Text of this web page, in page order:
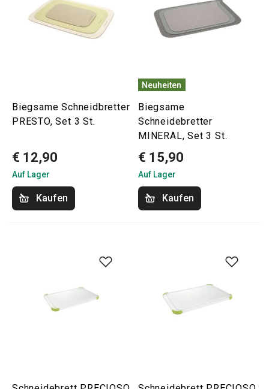
Biegsame Schneidbretter
PRESTO, Set 3 St.
€ 12,90
Auf Lager
Kaufen
Neuheiten
Biegsame
Schneidebretter
MINERAL, Set 3 St.
€ 15,90
Auf Lager
Kaufen